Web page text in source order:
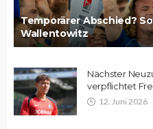
Temporärer Abschied?
Wallentowitz
Nächster
verpflichtet
12. Juni 2026